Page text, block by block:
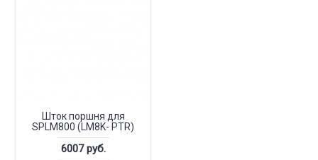
Шток поршня для
SPLM800 (LM8K- PTR)
6007 руб.